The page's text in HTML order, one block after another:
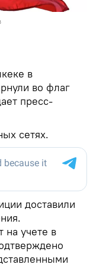
в
во флаг
пресс-
сетях.
доставили
на учете в